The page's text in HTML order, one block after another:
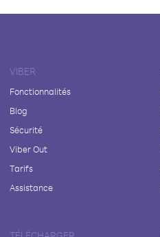
VIBER
Fonctionnalités
Blog
Sécurité
Viber Out
Tarifs
Assistance